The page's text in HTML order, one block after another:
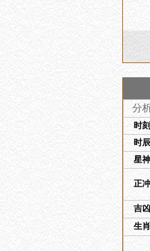
分
时刻
时辰
星神
正冲
吉凶
生肖